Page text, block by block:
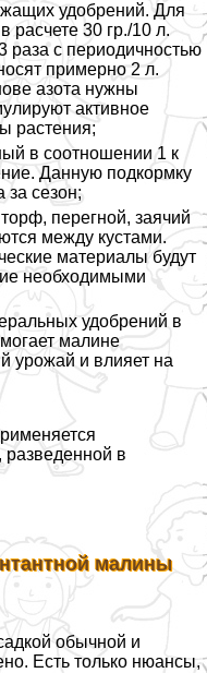
удобрений. Для
расчете 30 гр./10 л.
раза с периодичностью
примерно 2 л.
азота нужны
активное
растения;
в соотношении 1 к
Данную подкормку
за сезон;
перегной, заячий
между кустами.
материалы будут
необходимыми
удобрений в
малине
урожай и влияет на
разведенной в
малины
обычной и
Есть только нюансы,